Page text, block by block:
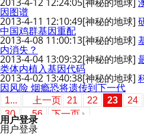
因图谱
2013-4-11 12:10:49[神秘的地球]
中国鸡群基因重配
2013-4-08 11:00:13[神秘的地球]
内消失？
2013-4-04 13:09:32[神秘的地球]
类体内植入基因代码
2013-4-02 13:40:38[神秘的地球]
因风险 烟瘾恐将遗传到下一代
1... 上一页 21 22 23 24
30
...56 下一页
用户登录
用户登录